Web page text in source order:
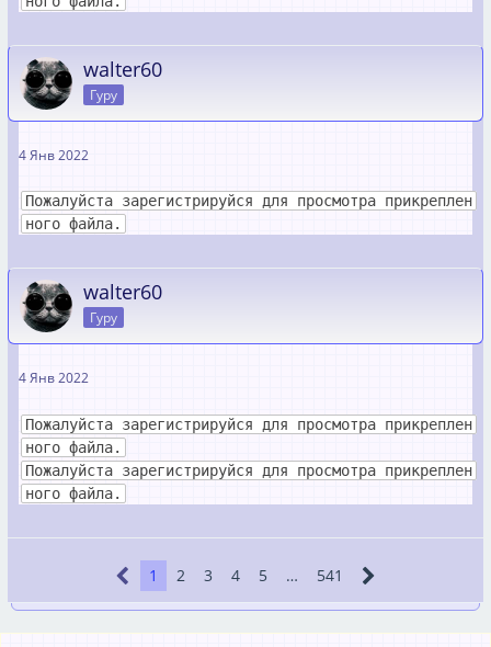
walter60
Гуру
4 Янв 2022
Пожалуйста зарегистрируйся для просмотра прикреплен
ного файла.
walter60
Гуру
4 Янв 2022
Пожалуйста зарегистрируйся для просмотра прикреплен
ного файла.
Пожалуйста зарегистрируйся для просмотра прикреплен
ного файла.
1 2 3 4 5 … 541